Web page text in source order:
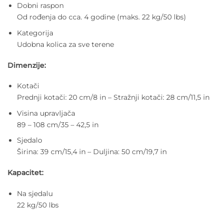
Dobni raspon
Od rođenja do cca. 4 godine (maks. 22 kg/50 lbs)
Kategorija
Udobna kolica za sve terene
Dimenzije:
Kotači
Prednji kotači: 20 cm/8 in – Stražnji kotači: 28 cm/11,5 in
Visina upravljača
89 – 108 cm/35 – 42,5 in
Sjedalo
Širina: 39 cm/15,4 in – Duljina: 50 cm/19,7 in
Kapacitet:
Na sjedalu
22 kg/50 lbs